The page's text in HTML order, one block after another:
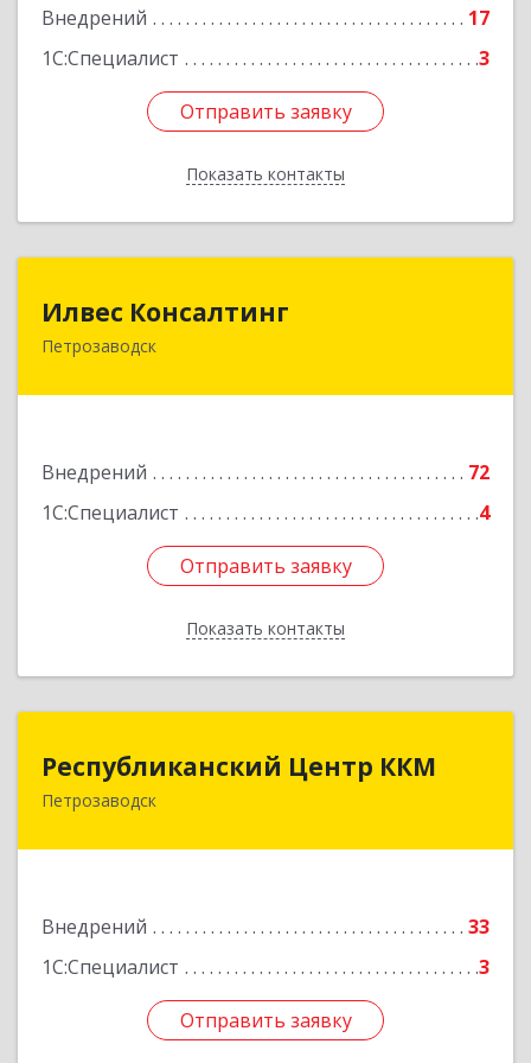
Внедрений
17
1С:Специалист
3
Отправить заявку
Показать контакты
Отправить заявку
Назад
Илвес Консалтинг
Петрозаводск
Внедрений
72
1С:Специалист
4
Отправить заявку
Показать контакты
185001, Карелия Респ, Петрозаводск г,
Отправить заявку
Назад
Республиканский Центр ККМ
Петрозаводск
Внедрений
33
1С:Специалист
3
Отправить заявку
Республиканский Центр ККМ
185005, Карелия Респ, Петрозаводск г,
Отправить заявку